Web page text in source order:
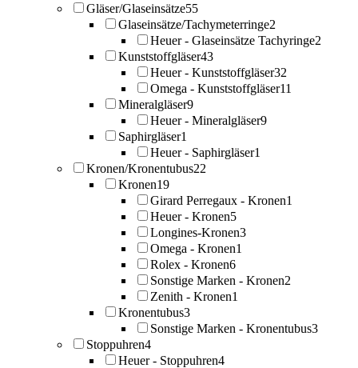
Gläser/Glaseinsätze55
Glaseinsätze/Tachymeterringe2
Heuer - Glaseinsätze Tachyringe2
Kunststoffgläser43
Heuer - Kunststoffgläser32
Omega - Kunststoffgläser11
Mineralgläser9
Heuer - Mineralgläser9
Saphirgläser1
Heuer - Saphirgläser1
Kronen/Kronentubus22
Kronen19
Girard Perregaux - Kronen1
Heuer - Kronen5
Longines-Kronen3
Omega - Kronen1
Rolex - Kronen6
Sonstige Marken - Kronen2
Zenith - Kronen1
Kronentubus3
Sonstige Marken - Kronentubus3
Stoppuhren4
Heuer - Stoppuhren4